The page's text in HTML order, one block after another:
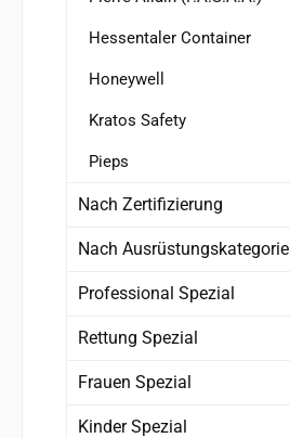
Hessentaler Container
Honeywell
Kratos Safety
Pieps
Nach Zertifizierung
Nach Ausrüstungskategorie
Professional Spezial
Rettung Spezial
Frauen Spezial
Kinder Spezial